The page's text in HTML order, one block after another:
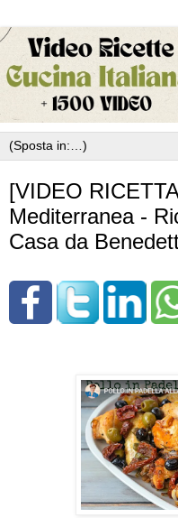
[VIDEO
Mediterranea -
Casa da